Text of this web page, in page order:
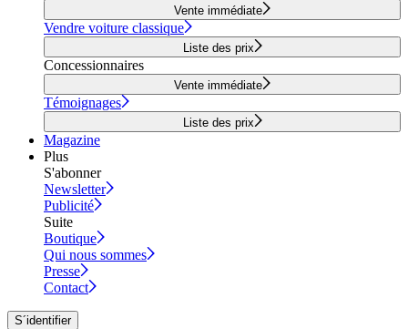
Vente immédiate
Vendre voiture classique
Liste des prix
Concessionnaires
Vente immédiate
Témoignages
Liste des prix
Magazine
Plus
S'abonner
Newsletter
Publicité
Suite
Boutique
Qui nous sommes
Presse
Contact
S´identifier